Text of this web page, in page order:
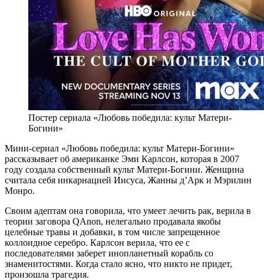
Постер сериала «Любовь победила: культ Матери-
Богини»
Мини-сериал «Любовь победила: культ Матери-Богини»
рассказывает об американке Эми Карлсон, которая в 2007
году создала собственный культ Матери-Богини. Женщина
считала себя инкарнацией Иисуса, Жанны д’Арк и Мэрилин
Монро.
Своим адептам она говорила, что умеет лечить рак, верила в
теории заговора QAnon, нелегально продавала якобы
целебные травы и добавки, в том числе запрещенное
коллоидное серебро. Карлсон верила, что ее с
последователями заберет инопланетный корабль со
знаменитостями. Когда стало ясно, что никто не придет,
произошла трагедия.